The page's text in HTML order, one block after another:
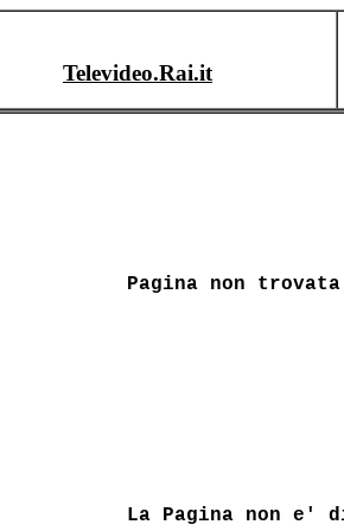
Televideo.Rai.it
Pagina non trovata
La Pagina non e'